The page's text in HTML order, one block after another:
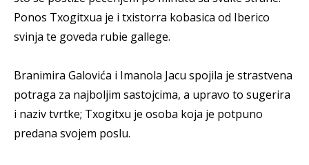
Ponos Txogitxua je i txistorra kobasica od Iberico
svinja te goveda rubie gallege.
Branimira Galovića i Imanola Jacu spojila je strastvena
potraga za najboljim sastojcima, a upravo to sugerira
i naziv tvrtke; Txogitxu je osoba koja je potpuno
predana svojem poslu.